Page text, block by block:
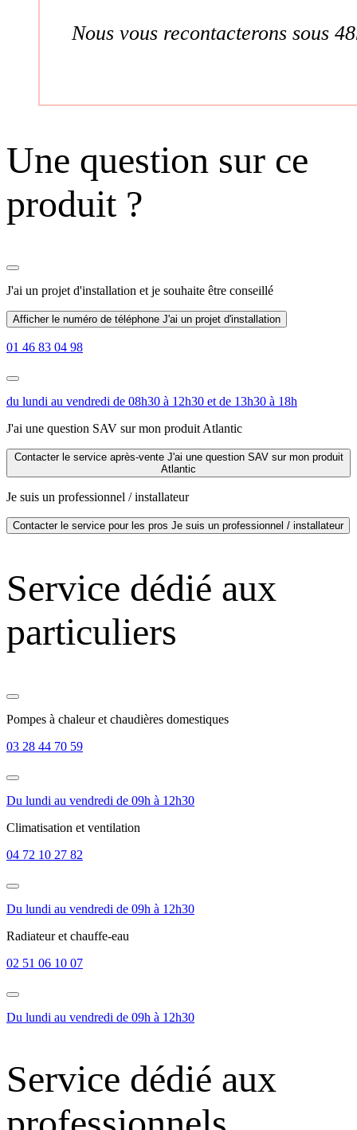
Nous vous recontacterons sous
Une question sur ce
produit ?
J'ai un projet d'installation et je souhaite être conseillé
Afficher le numéro de téléphone J'ai un projet d'installation
01 46 83 04 98
du lundi au vendredi de 08h30 à 12h30 et de 13h30 à 18h
J'ai une question SAV sur mon produit Atlantic
Contacter le service après-vente J'ai une question SAV sur mon produit
Atlantic
Je suis un professionnel / installateur
Contacter le service pour les pros Je suis un professionnel / installateur
Service dédié aux
particuliers
Pompes à chaleur et chaudières domestiques
03 28 44 70 59
Du lundi au vendredi de 09h à 12h30
Climatisation et ventilation
04 72 10 27 82
Du lundi au vendredi de 09h à 12h30
Radiateur et chauffe-eau
02 51 06 10 07
Du lundi au vendredi de 09h à 12h30
Service dédié aux